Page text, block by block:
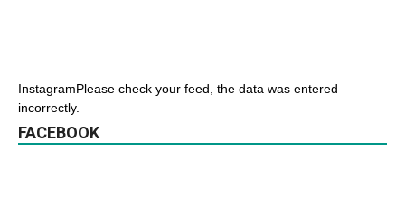
InstagramPlease check your feed, the data was entered
incorrectly.
FACEBOOK